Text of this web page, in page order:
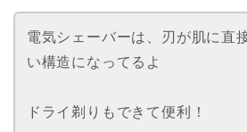
電気シェーバーは、刃が肌に直
い構造になってるよ
ドライ剃りもできて便利！